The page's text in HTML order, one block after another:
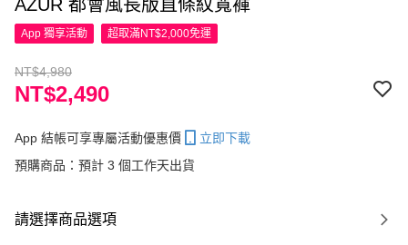
AZUR 都會風長版直條紋寬褲
App 獨享活動 超取滿NT$2,000免運
NT$4,980
NT$2,490
App 結帳可享專屬活動優惠價
立即下載
預購商品：預計 3 個工作天出貨
請選擇商品選項